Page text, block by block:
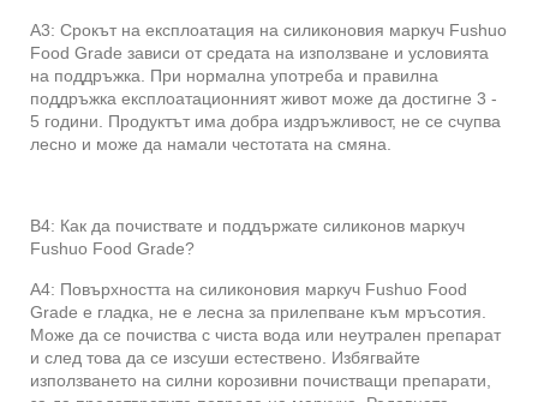
A3: Срокът на експлоатация на силиконовия маркуч Fushuo
Food Grade зависи от средата на използване и условията
на поддръжка. При нормална употреба и правилна
поддръжка експлоатационният живот може да достигне 3 -
5 години. Продуктът има добра издръжливост, не се счупва
лесно и може да намали честотата на смяна.
В4: Как да почиствате и поддържате силиконов маркуч
Fushuo Food Grade?
A4: Повърхността на силиконовия маркуч Fushuo Food
Grade е гладка, не е лесна за прилепване към мръсотия.
Може да се почиства с чиста вода или неутрален препарат
и след това да се изсуши естествено. Избягвайте
използването на силни корозивни почистващи препарати,